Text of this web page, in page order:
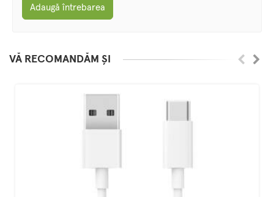
Adaugă întrebarea
VĂ RECOMANDĂM ȘI